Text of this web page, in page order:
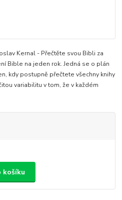
Kernal - Přečtěte svou Bibli za
Bible na jeden rok. Jedná se o plán
kdy postupně přečtete všechny knihy
variabilitu v tom, že v každém
košíku